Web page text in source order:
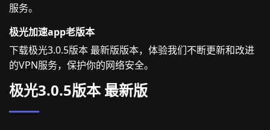
服务。
极光加速app老版本
下载极光3.0.5版本 最新版版本，体验我们不断更新和改进
的VPN服务，保护你的网络安全。
极光3.0.5版本 最新版